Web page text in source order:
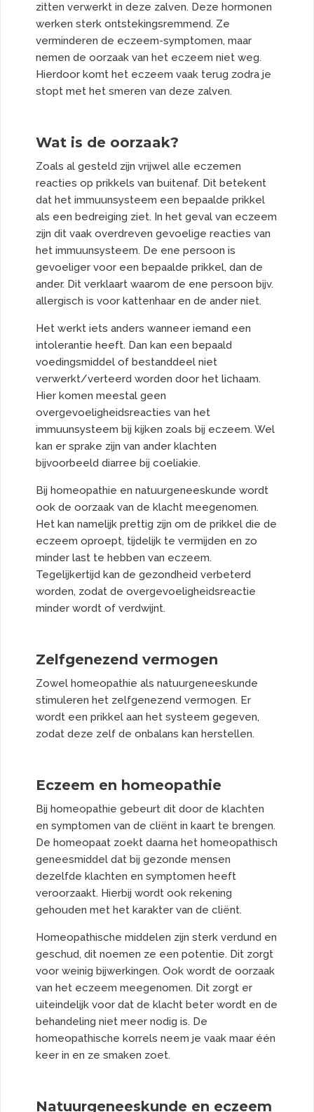
zitten verwerkt in deze zalven. Deze hormonen
werken sterk ontstekingsremmend. Ze
verminderen de eczeem-symptomen, maar
nemen de oorzaak van het eczeem niet weg.
Hierdoor komt het eczeem vaak terug zodra je
stopt met het smeren van deze zalven.
Wat is de oorzaak?
Zoals al gesteld zijn vrijwel alle eczemen
reacties op prikkels van buitenaf. Dit betekent
dat het immuunsysteem een bepaalde prikkel
als een bedreiging ziet. In het geval van eczeem
zijn dit vaak overdreven gevoelige reacties van
het immuunsysteem. De ene persoon is
gevoeliger voor een bepaalde prikkel, dan de
ander. Dit verklaart waarom de ene persoon bijv.
allergisch is voor kattenhaar en de ander niet.
Het werkt iets anders wanneer iemand een
intolerantie heeft. Dan kan een bepaald
voedingsmiddel of bestanddeel niet
verwerkt/verteerd worden door het lichaam.
Hier komen meestal geen
overgevoeligheidsreacties van het
immuunsysteem bij kijken zoals bij eczeem. Wel
kan er sprake zijn van ander klachten
bijvoorbeeld diarree bij coeliakie.
Bij homeopathie en natuurgeneeskunde wordt
ook de oorzaak van de klacht meegenomen.
Het kan namelijk prettig zijn om de prikkel die de
eczeem oproept, tijdelijk te vermijden en zo
minder last te hebben van eczeem.
Tegelijkertijd kan de gezondheid verbeterd
worden, zodat de overgevoeligheidsreactie
minder wordt of verdwijnt.
Zelfgenezend vermogen
Zowel homeopathie als natuurgeneeskunde
stimuleren het zelfgenezend vermogen. Er
wordt een prikkel aan het systeem gegeven,
zodat deze zelf de onbalans kan herstellen.
Eczeem en homeopathie
Bij homeopathie gebeurt dit door de klachten
en symptomen van de cliënt in kaart te brengen.
De homeopaat zoekt daarna het homeopathisch
geneesmiddel dat bij gezonde mensen
dezelfde klachten en symptomen heeft
veroorzaakt. Hierbij wordt ook rekening
gehouden met het karakter van de cliënt.
Homeopathische middelen zijn sterk verdund en
geschud, dit noemen ze een potentie. Dit zorgt
voor weinig bijwerkingen. Ook wordt de oorzaak
van het eczeem meegenomen. Dit zorgt er
uiteindelijk voor dat de klacht beter wordt en de
behandeling niet meer nodig is. De
homeopathische korrels neem je vaak maar één
keer in en ze smaken zoet.
Natuurgeneeskunde en eczeem